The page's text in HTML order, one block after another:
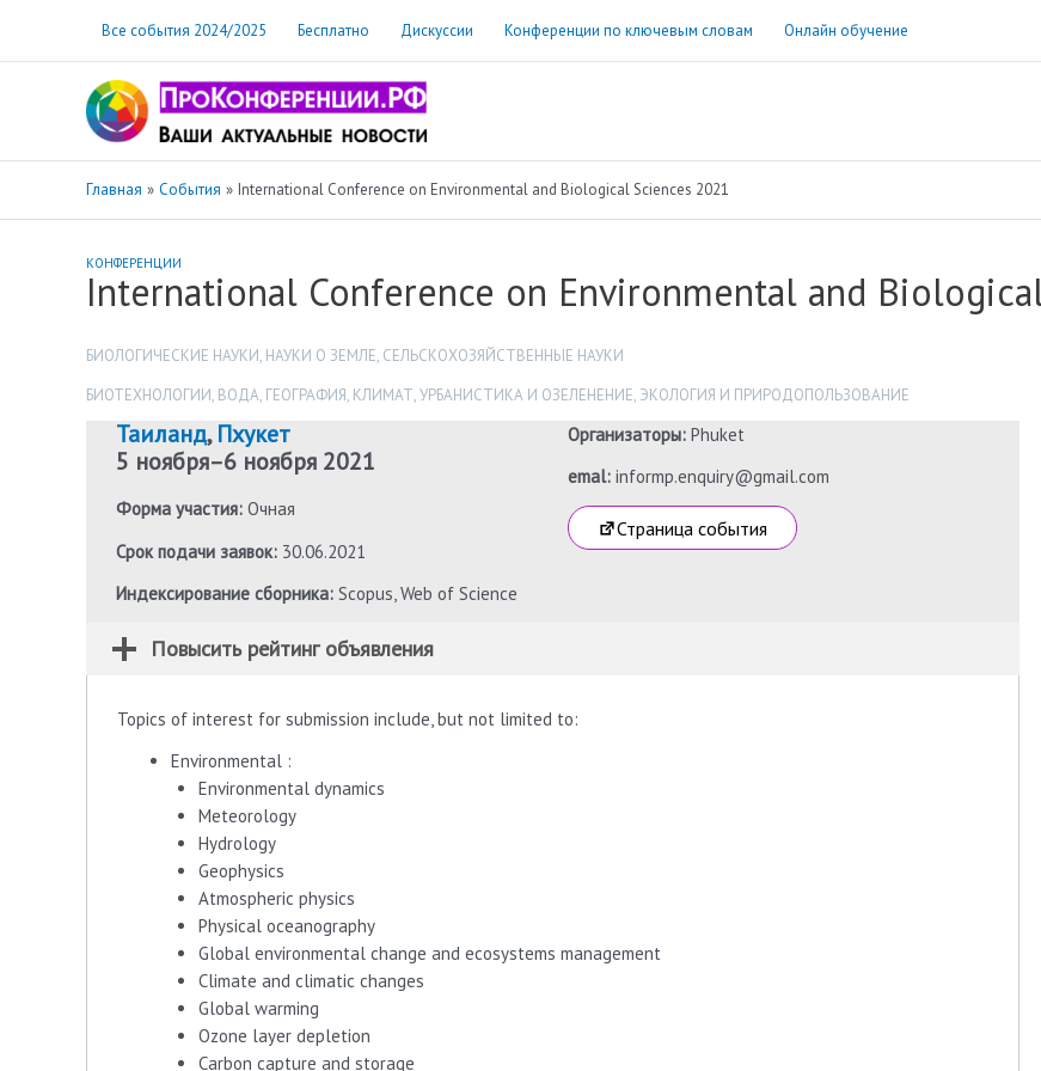
содержимому
Все события 2024/2025 Бесплатно Дискуссии Конференции по ключевым словам Онлайн обучение
Главная События International Conference on Environmental and Biological Sciences 2021
КОНФЕРЕНЦИИ
International Conference on Environmental and
БИОЛОГИЧЕСКИЕ НАУКИ, НАУКИ О ЗЕМЛЕ, СЕЛЬСКОХОЗЯЙСТВЕННЫЕ НАУКИ
БИОТЕХНОЛОГИИ, ВОДА, ГЕОГРАФИЯ, КЛИМАТ,УРБАНИСТИКА И ОЗЕЛЕНЕНИЕ, ЭКОЛОГИЯ И ПРИРОДОПОЛЬЗОВАНИЕ
Таиланд,Пхукет
5 ноября–6 ноября 2021
Форма участия: Очная
Срок подачи заявок: 30.06.2021
Индексирование сборника: Scopus, Web of Science
Организаторы: Phuket
emal:informp.enquiry@gmail.com
Страница события
Повысить рейтинг объявления
Topics of interest for submission include, but not limited to:
Environmental :
Environmental dynamics
Meteorology
Hydrology
Geophysics
Atmospheric physics
Physical oceanography
Global environmental change and ecosystems management
Climate and climatic changes
Global warming
Ozone layer depletion
Carbon capture and storage